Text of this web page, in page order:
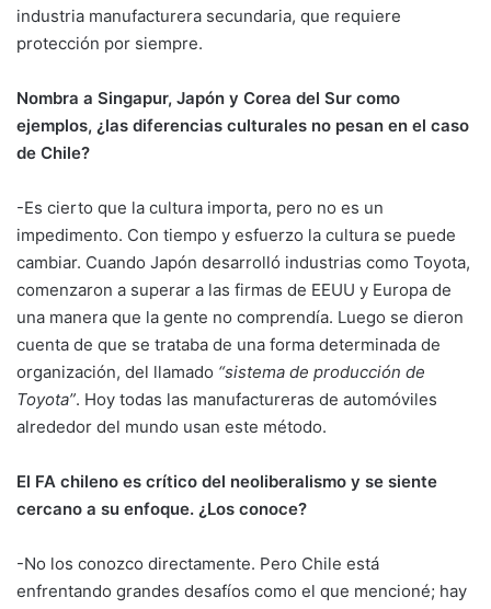
industria manufacturera secundaria, que requiere
protección por siempre.
Nombra a Singapur, Japón y Corea del Sur como
ejemplos, ¿las diferencias culturales no pesan en el caso
de Chile?
-Es cierto que la cultura importa, pero no es un
impedimento. Con tiempo y esfuerzo la cultura se puede
cambiar. Cuando Japón desarrolló industrias como Toyota,
comenzaron a superar a las firmas de EEUU y Europa de
una manera que la gente no comprendía. Luego se dieron
cuenta de que se trataba de una forma determinada de
organización, del llamado “sistema de producción de
Toyota”. Hoy todas las manufactureras de automóviles
alrededor del mundo usan este método.
El FA chileno es crítico del neoliberalismo y se siente
cercano a su enfoque. ¿Los conoce?
-No los conozco directamente. Pero Chile está
enfrentando grandes desafíos como el que mencioné; hay